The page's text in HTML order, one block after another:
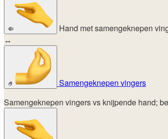
🤏
Hand met samengeknepen
↔
🤌
Samengeknepen vingers
Samengeknepen vingers vs knijpende hand;